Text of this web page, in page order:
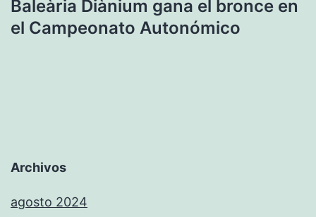
Baleària Diànium gana el bronce en
el Campeonato Autonómico
Archivos
agosto 2024